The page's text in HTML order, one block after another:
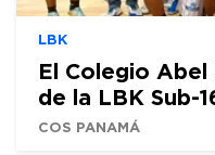
LBK
El Colegio
de la LBK Sub-
COS PANAMÁ